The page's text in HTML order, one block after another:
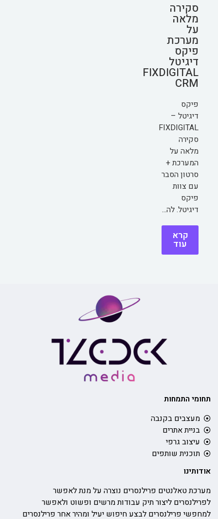
סקירה
מלאה
על
מערכת
פיקס
דיגיטל
FIXDIGITAL
CRM
פיקס
דיגיטל –
FIXDIGITAL
סקירה
מלאה על
המערכת +
סרטון הסבר
עם צוות
פיקס
דיגיטל. לה...
קרא
עוד
תחומי התמחות
מעצבים בקנבה
בניית אתרים
עיצוב גרפי
תוכנית שותפים
אודותינו
מערכת טאלנטים פרילנסרים נוצרה על מנת לאפשר
לפרילנסרים ליצור תיק עבודות מרשים ופשוט ולאפשר
למחפשי פרילנסרים לבצע חיפוש יעיל ומהיר אחר פרילנסרים